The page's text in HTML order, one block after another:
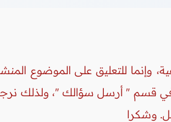
وإنما للتعليق على الموضوع
في قسم " أرسل سؤالك "، ولذلك
وشكرا